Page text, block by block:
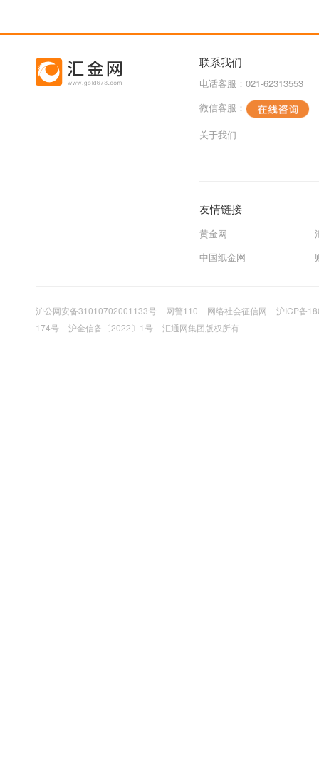
联系我们
电话客服：021-62313553
微信客服：
关于我们
友情链接
黄金网
中国纸金网
沪公网安备31010702001133号 网警110 网络社会征信网
沪ICP备
174号
沪金信备〔2022〕1号 汇通网集团版权所有